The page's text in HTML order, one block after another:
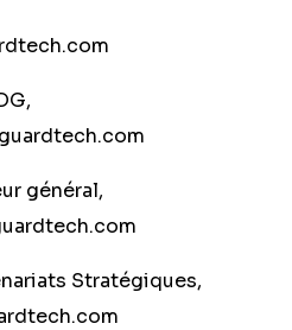
général,
Stratégiques,